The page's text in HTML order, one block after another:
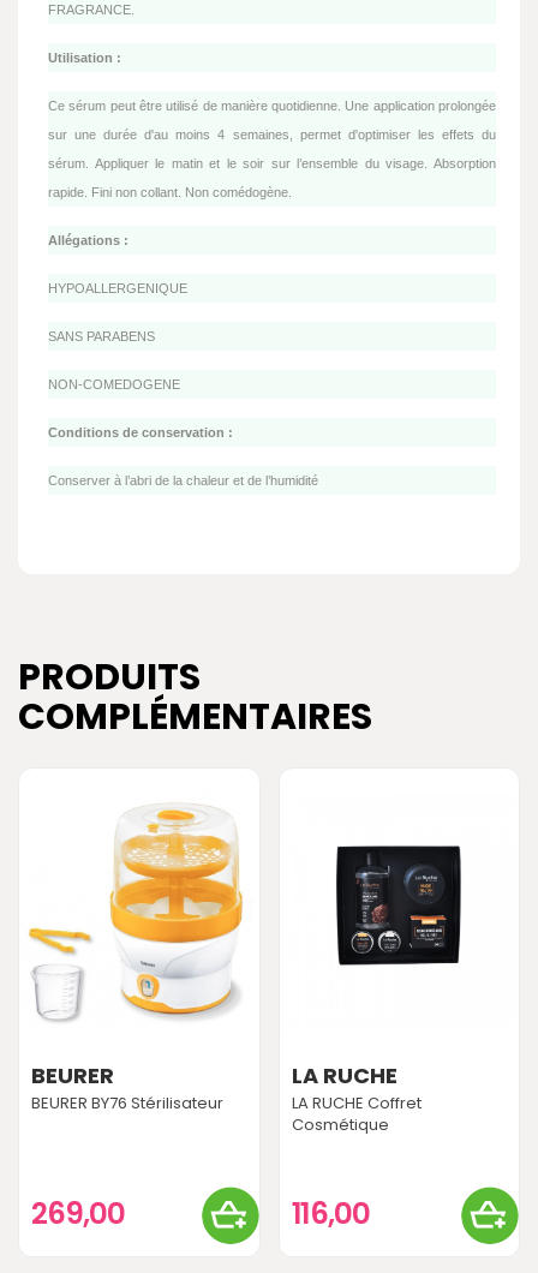
FRAGRANCE.
Utilisation :
Ce sérum peut être utilisé de manière quotidienne. Une application prolongée
sur une durée d'au moins 4 semaines, permet d'optimiser les effets du
sérum. Appliquer le matin et le soir sur l’ensemble du visage. Absorption
rapide. Fini non collant. Non comédogène.
Allégations :
HYPOALLERGENIQUE
SANS PARABENS
NON-COMEDOGENE
Conditions de conservation :
Conserver à l’abri de la chaleur et de l’humidité
PRODUITS
COMPLÉMENTAIRES
BEURER
BEURER BY76 Stérilisateur
269,00
LA RUCHE
LA RUCHE Coffret
Cosmétique
116,00